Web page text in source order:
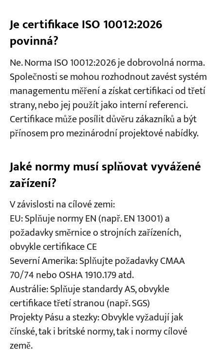
Je certifikace ISO 10012:2026
povinná?
Ne. Norma ISO 10012:2026 je dobrovolná norma.
Společnosti se mohou rozhodnout zavést systém
managementu měření a získat certifikaci od třetí
strany, nebo jej použít jako interní referenci.
Certifikace může posílit důvěru zákazníků a být
přínosem pro mezinárodní projektové nabídky.
Jaké normy musí splňovat vyvážené
zařízení?
V závislosti na cílové zemi:
EU: Splňuje normy EN (např. EN 13001) a
požadavky směrnice o strojních zařízeních,
obvykle certifikace CE
Severní Amerika: Splňujte požadavky CMAA
70/74 nebo OSHA 1910.179 atd.
Austrálie: Splňuje standardy AS, obvykle
certifikace třetí stranou (např. SGS)
Projekty Pásu a stezky: Obvykle vyžadují jak
čínské, tak i britské normy, tak i normy cílové
země.